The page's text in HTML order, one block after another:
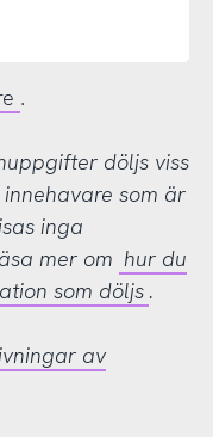
.
döljs viss
som är
inga
mer om hur du
som döljs .
av